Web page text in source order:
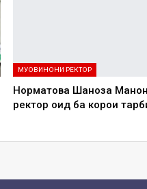
МУОВИНОНИ РЕКТОР
Норматова Шаҳноза
ректор оид ба корҳои